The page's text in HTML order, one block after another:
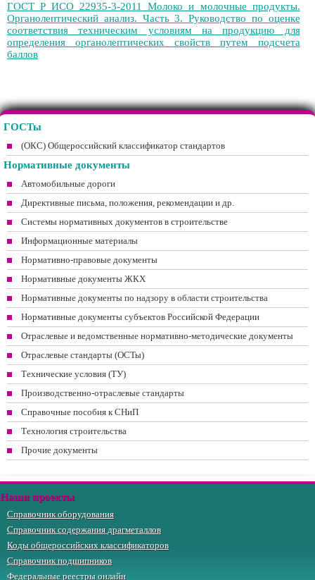
ГОСТ Р ИСО 22935-3-2011 Молоко и молочные продукты.
Органолептический анализ. Часть 3. Руководство по оценке
соответствия техническим условиям на продукцию для
определения органолептических свойств путем подсчета
баллов
ГОСТы
(ОКС) Общероссийский классификатор стандартов
Нормативные документы
Автомобильные дороги
Директивные письма, положения, рекомендации и др.
Системы нормативных документов в строительстве
Информационные материалы
Нормативно-правовые документы
Нормативные документы ЖКХ
Нормативные документы по надзору в области строительства
Нормативные документы субъектов Российской Федерации
Отраслевые и ведомственные нормативно-методические документы
Отраслевые стандарты (ОСТы)
Технические условия (ТУ)
Производственно-отраслевые стандарты
Справочные пособия к СНиП
Технология строительства
Прочие документы
Наши проекты
Справочник оборудования
Справочник содержания драгметаллов
Коды общероссийских классификаторов
Справочник подшипников
Федеральные реестры онлайн